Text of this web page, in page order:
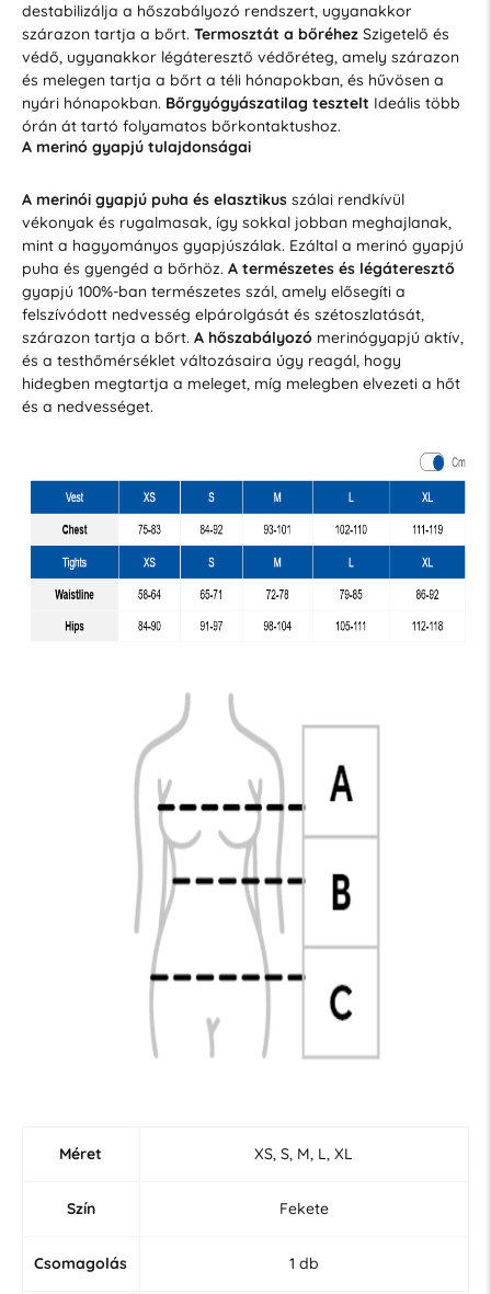
destabilizálja a hőszabályozó rendszert, ugyanakkor
szárazon tartja a bőrt. Termosztát a bőréhezSzigetelő és
védő, ugyanakkor légáteresztő védőréteg, amely szárazon
és melegen tartja a bőrt a téli hónapokban, és hűvösen a
nyári hónapokban. Bőrgyógyászatilag tesztelt Ideális több
órán át tartó folyamatos bőrkontaktushoz.
A merinó gyapjú tulajdonságai
A merinói gyapjú puha és elasztikusszálai rendkívül
vékonyak és rugalmasak, így sokkal jobban meghajlanak,
mint a hagyományos gyapjúszálak. Ezáltal a merinó gyapjú
puha és gyengéd a bőrhöz. A természetes és légáteresztő
gyapjú 100%-ban természetes szál, amely elősegíti a
felszívódott nedvesség elpárolgását és szétoszlatását,
szárazon tartja a bőrt. A hőszabályozómerinógyapjú aktív,
és a testhőmérséklet változásaira úgy reagál, hogy
hidegben megtartja a meleget, míg melegben elvezeti a hőt
és a nedvességet.
Méret XS, S, M, L, XL
Szín Fekete
Csomagolás 1 db